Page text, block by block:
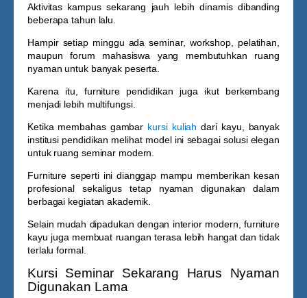
Aktivitas kampus sekarang jauh lebih dinamis dibanding
beberapa tahun lalu.
Hampir setiap minggu ada seminar, workshop, pelatihan,
maupun forum mahasiswa yang membutuhkan ruang
nyaman untuk banyak peserta.
Karena itu, furniture pendidikan juga ikut berkembang
menjadi lebih multifungsi.
Ketika membahas gambar kursi kuliah dari kayu , banyak
institusi pendidikan melihat model ini sebagai solusi elegan
untuk ruang seminar modern.
Furniture seperti ini dianggap mampu memberikan kesan
profesional sekaligus tetap nyaman digunakan dalam
berbagai kegiatan akademik.
Selain mudah dipadukan dengan interior modern, furniture
kayu juga membuat ruangan terasa lebih hangat dan tidak
terlalu formal.
Kursi Seminar Sekarang Harus Nyaman
Digunakan Lama